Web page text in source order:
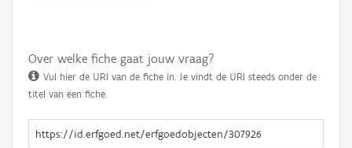
Over welke fiche gaat jouw vraag?
Vul hier de URI van de fiche in. Je vindt de URI steeds onder de
titel van een fiche.